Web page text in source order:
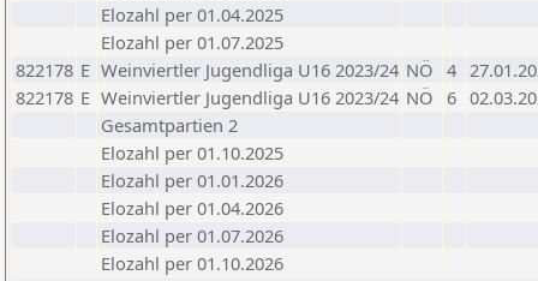
Elozahl per 01.04.2025
Elozahl per 01.07.2025
822178 E Weinviertler Jugendliga U16 2023/24 NÖ 4
822178 E Weinviertler Jugendliga U16 2023/24 NÖ 6
Gesamtpartien 2
Elozahl per 01.10.2025
Elozahl per 01.01.2026
Elozahl per 01.04.2026
Elozahl per 01.07.2026
Elozahl per 01.10.2026